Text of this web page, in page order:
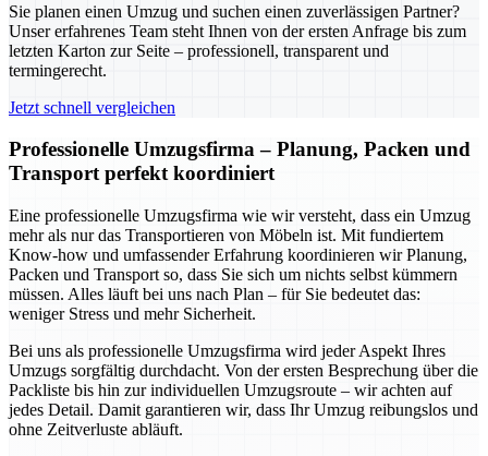
Sie planen einen Umzug und suchen einen zuverlässigen Partner?
Unser erfahrenes Team steht Ihnen von der ersten Anfrage bis zum
letzten Karton zur Seite – professionell, transparent und
termingerecht.
Jetzt schnell vergleichen
Professionelle Umzugsfirma – Planung, Packen und
Transport perfekt koordiniert
Eine professionelle Umzugsfirma wie wir versteht, dass ein Umzug
mehr als nur das Transportieren von Möbeln ist. Mit fundiertem
Know-how und umfassender Erfahrung koordinieren wir Planung,
Packen und Transport so, dass Sie sich um nichts selbst kümmern
müssen. Alles läuft bei uns nach Plan – für Sie bedeutet das:
weniger Stress und mehr Sicherheit.
Bei uns als professionelle Umzugsfirma wird jeder Aspekt Ihres
Umzugs sorgfältig durchdacht. Von der ersten Besprechung über die
Packliste bis hin zur individuellen Umzugsroute – wir achten auf
jedes Detail. Damit garantieren wir, dass Ihr Umzug reibungslos und
ohne Zeitverluste abläuft.